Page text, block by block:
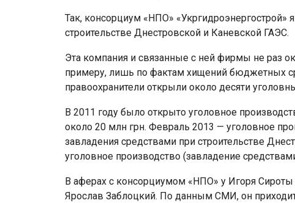
Так, консорциум «НПО» «Укргидроэнергострой»
строительстве Днестровской и Каневской ГАЭС.
Эта компания и связанные с ней фирмы не раз
примеру, лишь по фактам хищений бюджетных
правоохранители открыли около десяти
В 2011 году было открыто уголовное
около 20 млн грн. Февраль 2013 — уголовное
завладения средствами при строительстве
уголовное производство (завладение
В аферах с консорциумом «НПО» у Игоря
Ярослав Заблоцкий. По данным СМИ, он